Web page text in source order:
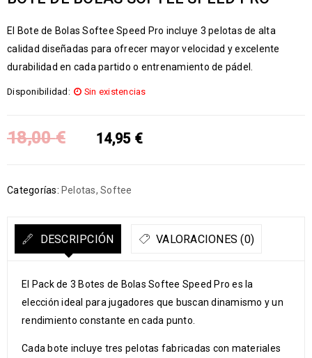
El Bote de Bolas Softee Speed Pro incluye 3 pelotas de alta
calidad diseñadas para ofrecer mayor velocidad y excelente
durabilidad en cada partido o entrenamiento de pádel.
Disponibilidad: Sin existencias
18,00€ 14,95 €
Categorías: Pelotas, Softee
DESCRIPCIÓN VALORACIONES (0)
El Pack de 3 Botes de Bolas Softee Speed Pro es la
elección ideal para jugadores que buscan dinamismo y un
rendimiento constante en cada punto.
Cada bote incluye tres pelotas fabricadas con materiales